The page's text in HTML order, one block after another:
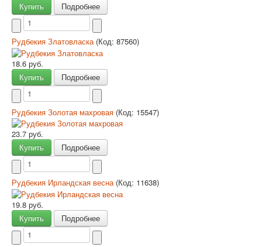
Купить
Подробнее
Рудбекия Златовласка (Код: 87560)
18.6 руб.
Купить
Подробнее
Рудбекия Золотая махровая (Код: 15547)
23.7 руб.
Купить
Подробнее
Рудбекия Ирландская весна (Код: 11638)
19.8 руб.
Купить
Подробнее